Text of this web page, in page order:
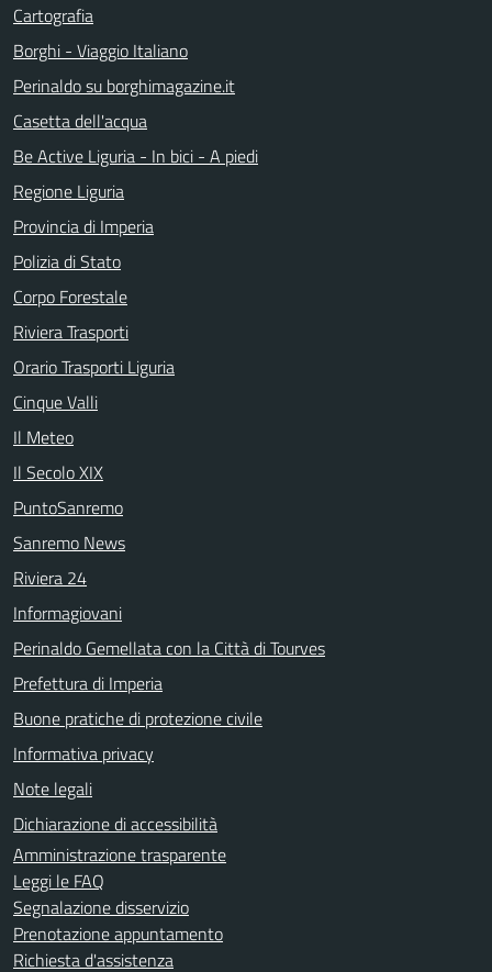
Cartografia
Borghi - Viaggio Italiano
Perinaldo su borghimagazine.it
Casetta dell'acqua
Be Active Liguria - In bici - A piedi
Regione Liguria
Provincia di Imperia
Polizia di Stato
Corpo Forestale
Riviera Trasporti
Orario Trasporti Liguria
Cinque Valli
Il Meteo
Il Secolo XIX
PuntoSanremo
Sanremo News
Riviera 24
Informagiovani
Perinaldo Gemellata con la Città di Tourves
Prefettura di Imperia
Buone pratiche di protezione civile
Informativa privacy
Note legali
Dichiarazione di accessibilità
Amministrazione trasparente
Leggi le FAQ
Segnalazione disservizio
Prenotazione appuntamento
Richiesta d'assistenza